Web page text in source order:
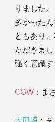
りました
多かった
ともあり
ただきま
強く意識す
CGW ：ま